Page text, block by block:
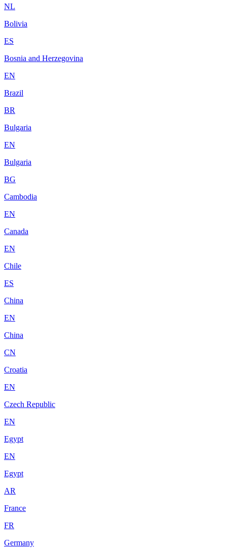
NL
Bolivia
ES
Bosnia and Herzegovina
EN
Brazil
BR
Bulgaria
EN
Bulgaria
BG
Cambodia
EN
Canada
EN
Chile
ES
China
EN
China
CN
Croatia
EN
Czech Republic
EN
Egypt
EN
Egypt
AR
France
FR
Germany